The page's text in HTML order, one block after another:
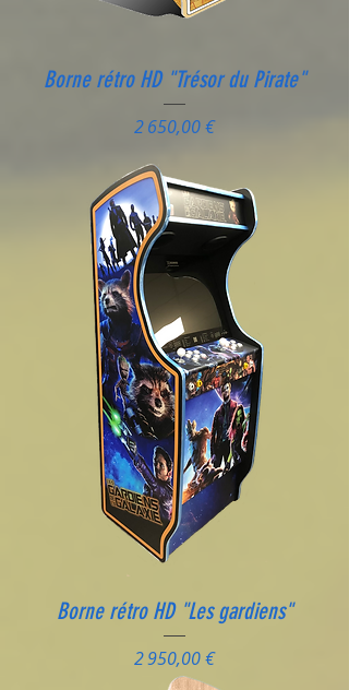
Borne rétro HD "Trésor du Pirate"
Prix
2 650,00 €
Borne rétro HD "Les gardiens"
Prix
2 950,00 €